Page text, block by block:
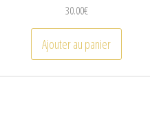
30.00€
Ajouter au panier